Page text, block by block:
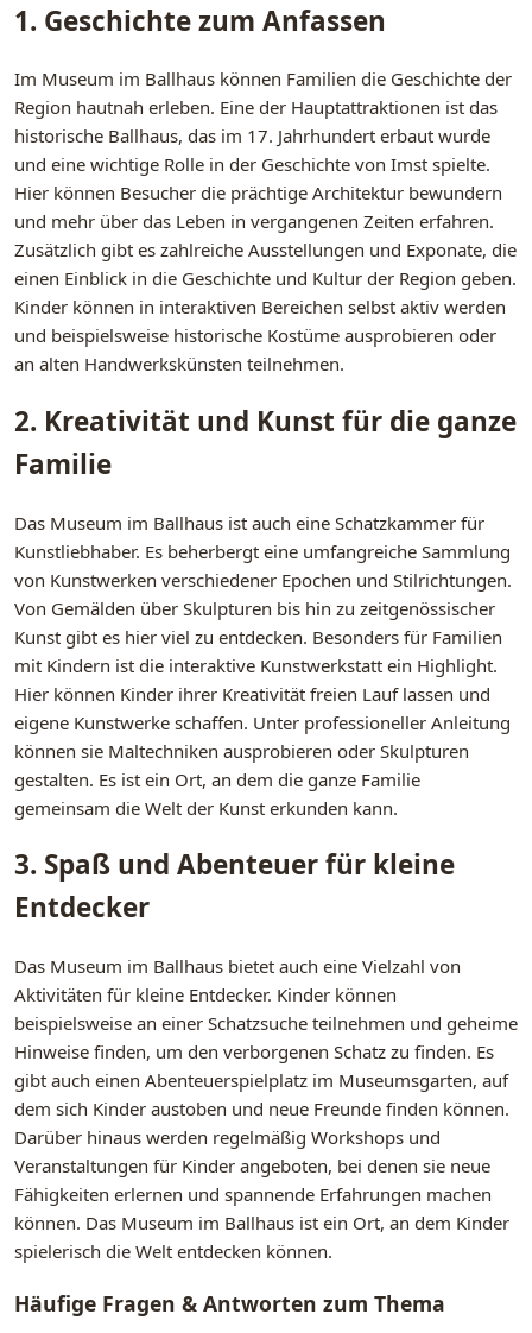
1. Geschichte zum Anfassen
Im Museum im Ballhaus können Familien die Geschichte der
Region hautnah erleben. Eine der Hauptattraktionen ist das
historische Ballhaus, das im 17. Jahrhundert erbaut wurde
und eine wichtige Rolle in der Geschichte von Imst spielte.
Hier können Besucher die prächtige Architektur bewundern
und mehr über das Leben in vergangenen Zeiten erfahren.
Zusätzlich gibt es zahlreiche Ausstellungen und Exponate, die
einen Einblick in die Geschichte und Kultur der Region geben.
Kinder können in interaktiven Bereichen selbst aktiv werden
und beispielsweise historische Kostüme ausprobieren oder
an alten Handwerkskünsten teilnehmen.
2. Kreativität und Kunst für die ganze
Familie
Das Museum im Ballhaus ist auch eine Schatzkammer für
Kunstliebhaber. Es beherbergt eine umfangreiche Sammlung
von Kunstwerken verschiedener Epochen und Stilrichtungen.
Von Gemälden über Skulpturen bis hin zu zeitgenössischer
Kunst gibt es hier viel zu entdecken. Besonders für Familien
mit Kindern ist die interaktive Kunstwerkstatt ein Highlight.
Hier können Kinder ihrer Kreativität freien Lauf lassen und
eigene Kunstwerke schaffen. Unter professioneller Anleitung
können sie Maltechniken ausprobieren oder Skulpturen
gestalten. Es ist ein Ort, an dem die ganze Familie
gemeinsam die Welt der Kunst erkunden kann.
3. Spaß und Abenteuer für kleine
Entdecker
Das Museum im Ballhaus bietet auch eine Vielzahl von
Aktivitäten für kleine Entdecker. Kinder können
beispielsweise an einer Schatzsuche teilnehmen und geheime
Hinweise finden, um den verborgenen Schatz zu finden. Es
gibt auch einen Abenteuerspielplatz im Museumsgarten, auf
dem sich Kinder austoben und neue Freunde finden können.
Darüber hinaus werden regelmäßig Workshops und
Veranstaltungen für Kinder angeboten, bei denen sie neue
Fähigkeiten erlernen und spannende Erfahrungen machen
können. Das Museum im Ballhaus ist ein Ort, an dem Kinder
spielerisch die Welt entdecken können.
Häufige Fragen & Antworten zum Thema